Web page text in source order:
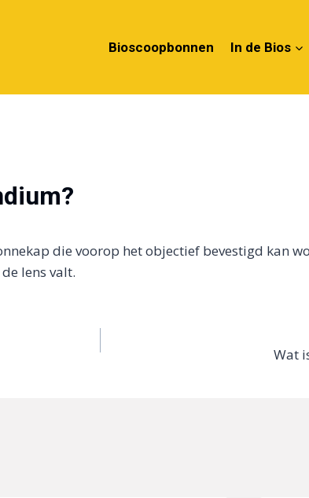
Bioscoopbonnen In de Bios
die voorop het objectief bevestigd kan
lens valt.
Wat